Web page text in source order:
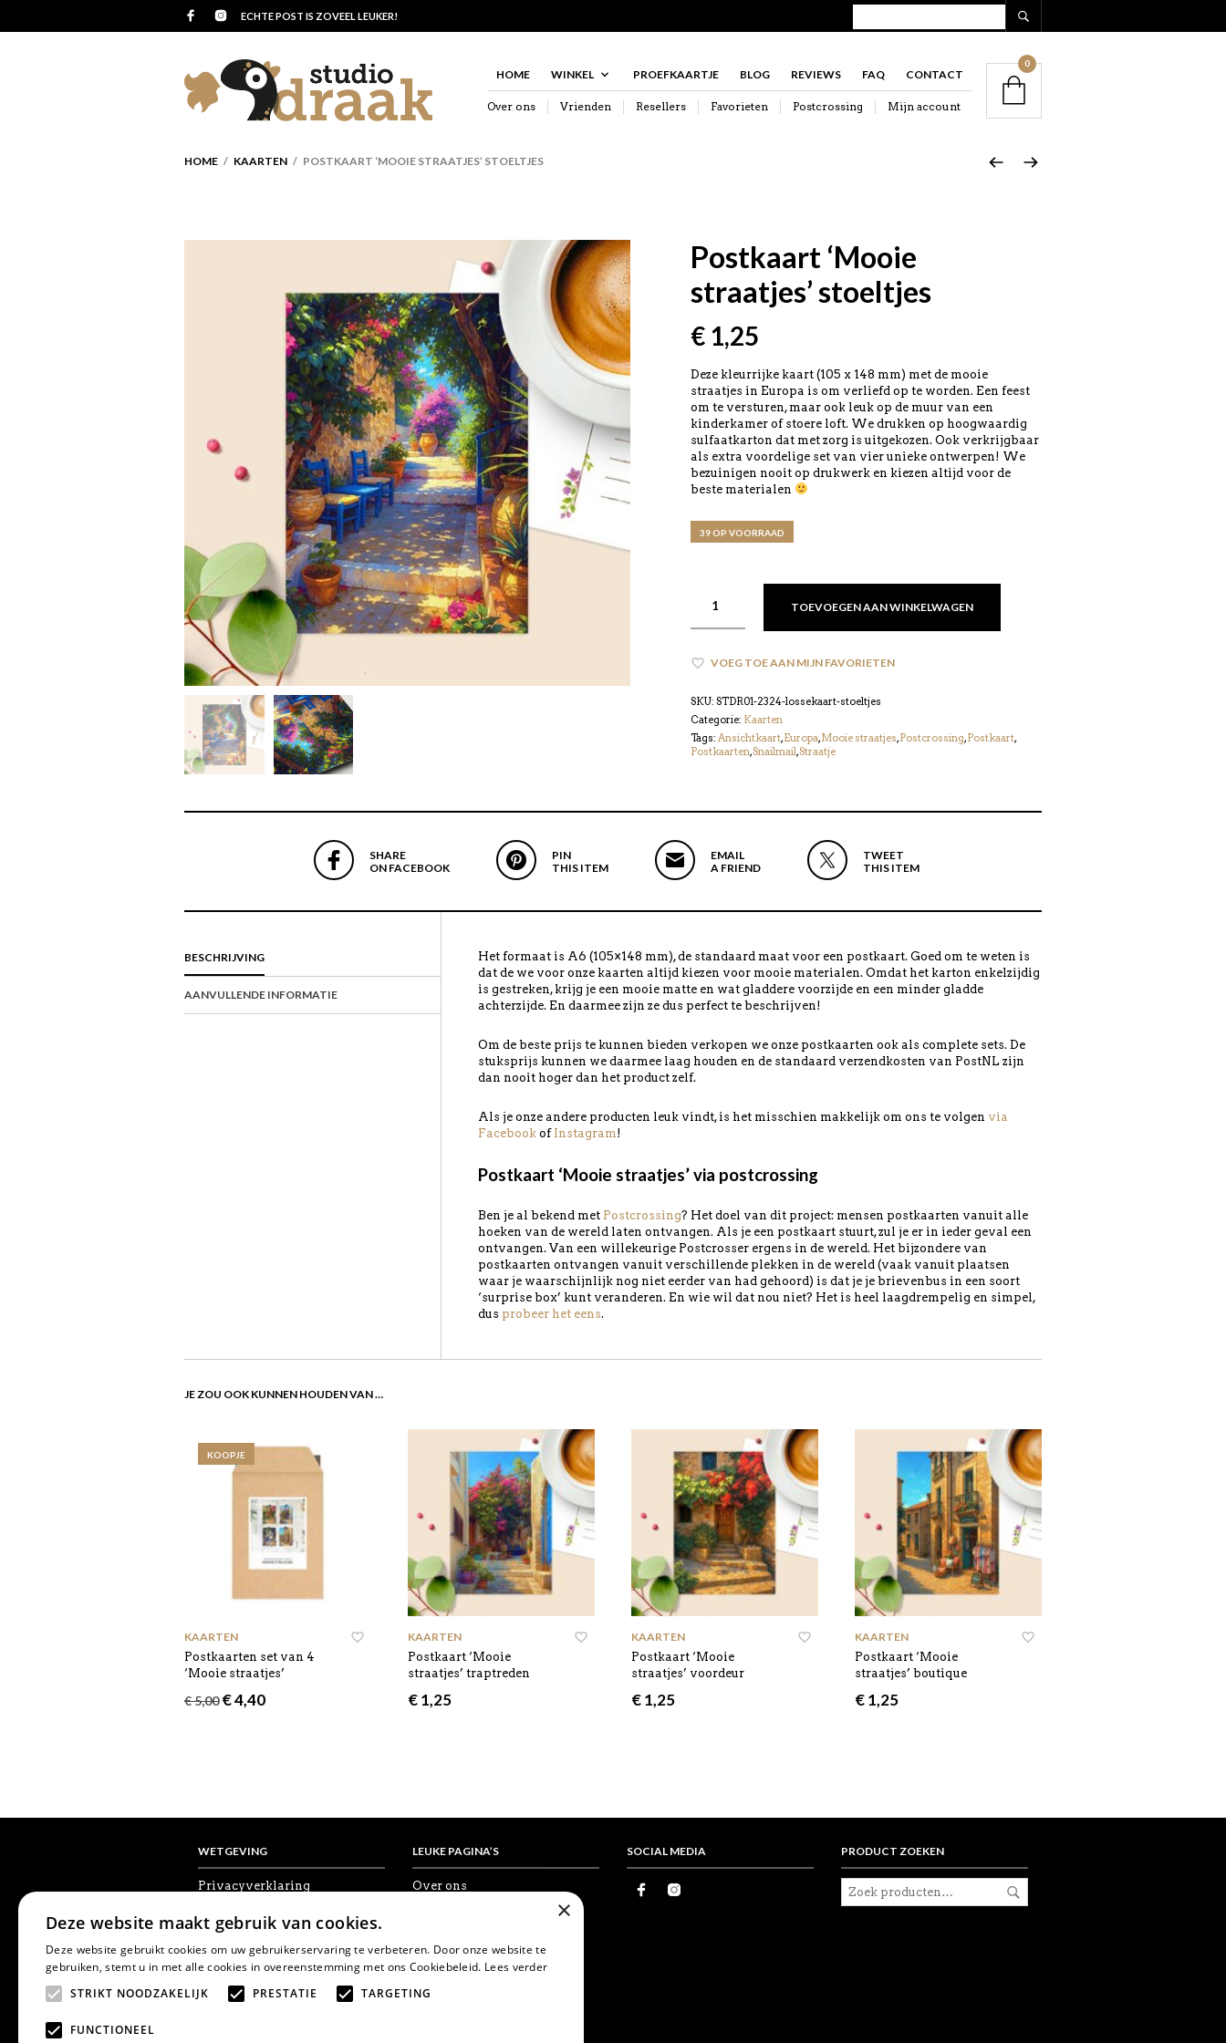
ECHTE POST IS ZOVEEL LEUKER!
HOME WINKEL PROEFKAARTJE BLOG REVIEWS FAQ CONTACT
Over ons Vrienden Resellers Favorieten Postcrossing Mijn account
0
HOME / KAARTEN / POSTKAART ‘MOOIE STRAATJES’ STOELTJES
Postkaart ‘Mooie
straatjes’ stoeltjes
€1,25
Deze kleurrijke kaart (105 x 148 mm) met de mooie
straatjes in Europa is om verliefd op te worden. Een feest
om te versturen, maar ook leuk op de muur van een
kinderkamer of stoere loft. We drukken op hoogwaardig
sulfaatkarton dat met zorg is uitgekozen. Ook verkrijgbaar
als extra voordelige set van vier unieke ontwerpen! We
bezuinigen nooit op drukwerk en kiezen altijd voor de
beste materialen
39 OP VOORRAAD
TOEVOEGEN AAN WINKELWAGEN
VOEG TOE AAN MIJN FAVORIETEN
SKU: STDR01-2324-lossekaart-stoeltjes
Categorie: Kaarten
Tags: Ansichtkaart,Europa,Mooie straatjes,Postcrossing,Postkaart,
Postkaarten,Snailmail,Straatje
SHARE
ON FACEBOOK
PIN
THIS ITEM
EMAIL
A FRIEND
TWEET
THIS ITEM
BESCHRIJVING
AANVULLENDE INFORMATIE
Het formaat is A6 (105×148 mm), de standaard maat voor een postkaart. Goed om te weten is
dat de we voor onze kaarten altijd kiezen voor mooie materialen. Omdat het karton enkelzijdig
is gestreken, krijg je een mooie matte en wat gladdere voorzijde en een minder gladde
achterzijde. En daarmee zijn ze dus perfect te beschrijven!
Om de beste prijs te kunnen bieden verkopen we onze postkaarten ook als complete sets. De
stuksprijs kunnen we daarmee laag houden en de standaard verzendkosten van PostNL zijn
dan nooit hoger dan het product zelf.
Als je onze andere producten leuk vindt, is het misschien makkelijk om ons te volgen via
Facebook of Instagram!
Postkaart ‘Mooie straatjes’ via postcrossing
Ben je al bekend met Postcrossing? Het doel van dit project: mensen postkaarten vanuit alle
hoeken van de wereld laten ontvangen. Als je een postkaart stuurt, zul je er in ieder geval een
ontvangen. Van een willekeurige Postcrosser ergens in de wereld. Het bijzondere van
postkaarten ontvangen vanuit verschillende plekken in de wereld (vaak vanuit plaatsen
waar je waarschijnlijk nog niet eerder van had gehoord) is dat je je brievenbus in een soort
‘surprise box’ kunt veranderen. En wie wil dat nou niet? Het is heel laagdrempelig en simpel,
dus probeer het eens.
JE ZOU OOK KUNNEN HOUDEN VAN …
KOOPJE
KAARTEN
Postkaarten set van 4
‘Mooie straatjes’
€5,00 Oorspronkelijke
€4,40Huidige
KAARTEN
Postkaart ‘Mooie
straatjes’ traptreden
€1,25
KAARTEN
Postkaart ‘Mooie
straatjes’ voordeur
€1,25
KAARTEN
Postkaart ‘Mooie
straatjes’ boutique
€1,25
WETGEVING
Privacyverklaring
Disclaimer
Cookies
Herroepingsrecht
LEUKE PAGINA’S
Over ons
Favorieten
Postcrossing
Snailmail
SOCIAL MEDIA PRODUCT ZOEKEN
×
Deze website maakt gebruik van cookies.
Deze website gebruikt cookies om uw gebruikerservaring te verbeteren. Door onze website te
gebruiken, stemt u in met alle cookies in overeenstemming met ons Cookiebeleid. Lees verder
STRIKT NOODZAKELIJK
PRESTATIE TARGETING
FUNCTIONEEL